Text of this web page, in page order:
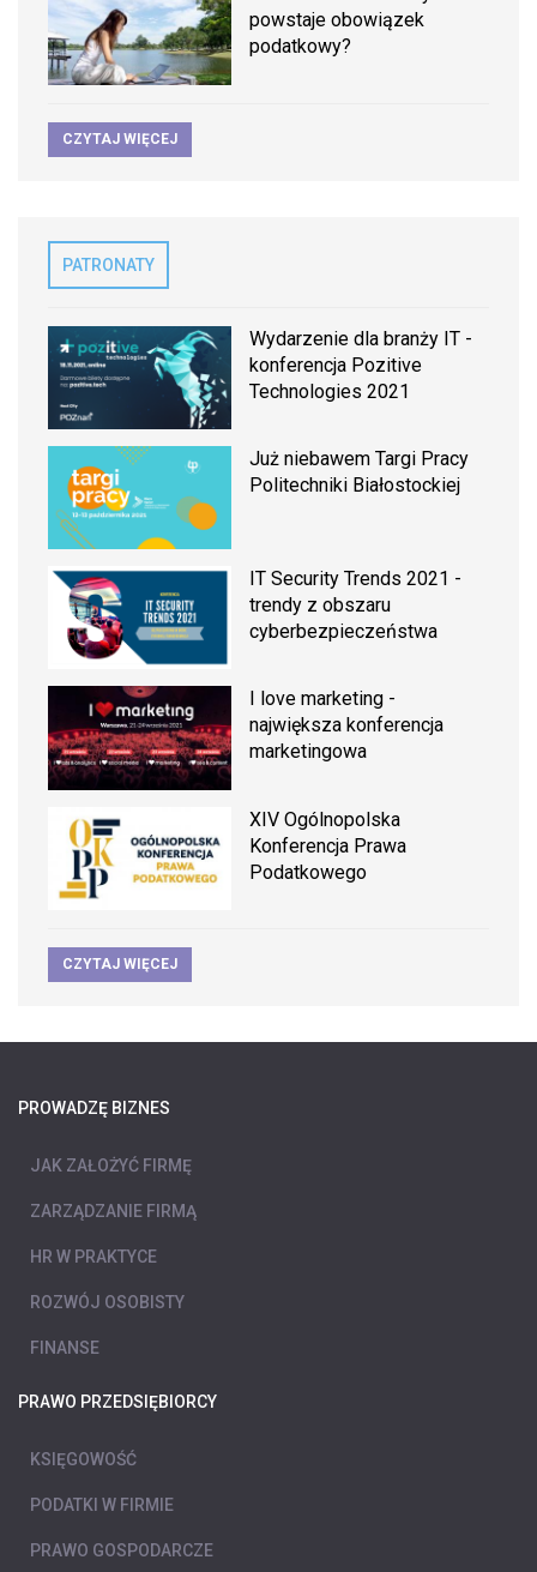
powstaje obowiązek
podatkowy?
CZYTAJ WIĘCEJ
PATRONATY
Wydarzenie dla branży IT -
konferencja Pozitive
Technologies 2021
Już niebawem Targi Pracy
Politechniki Białostockiej
IT Security Trends 2021 -
trendy z obszaru
cyberbezpieczeństwa
I love marketing -
największa konferencja
marketingowa
XIV Ogólnopolska
Konferencja Prawa
Podatkowego
CZYTAJ WIĘCEJ
PROWADZĘ BIZNES
JAK ZAŁOŻYĆ FIRMĘ
ZARZĄDZANIE FIRMĄ
HR W PRAKTYCE
ROZWÓJ OSOBISTY
FINANSE
PRAWO PRZEDSIĘBIORCY
KSIĘGOWOŚĆ
PODATKI W FIRMIE
PRAWO GOSPODARCZE